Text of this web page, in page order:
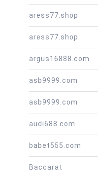
aress77.shop
aress77.shop
argus16888.com
asb9999.com
asb9999.com
audi688.com
babet555.com
Baccarat